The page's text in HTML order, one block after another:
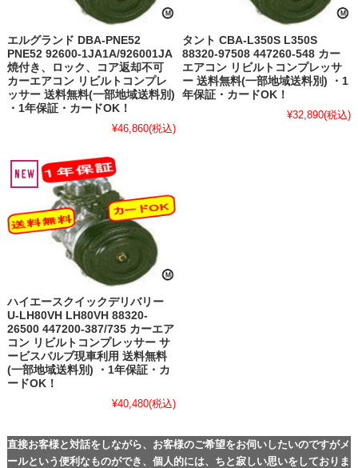
エルグランド DBA-PNE52
PNE52 92600-1JA1A/926001JA
焼付き、ロック、コア返却不可
カーエアコン リビルトコンプレ
ッサー 送料無料(一部地域送料別)
・1年保証・カードOK！
¥46,860(税込)
タント CBA-L350S L350S
88320-97508 447260-548 カー
エアコン リビルトコンプレッサ
ー 送料無料(一部地域送料別) ・1
年保証・カードOK！
¥32,890(税込)
ハイエースクイックデリバリー
U-LH80VH LH80VH 88320-
26500 447200-387/735 カーエア
コン リビルトコンプレッサー サ
ービスバルブ現車利用 送料無料
(一部地域送料別) ・1年保証・カ
ードOK！
¥40,480(税込)
直接お客様と対話をしながら、お客様のご希望をお伺いしたいのですがメ
ールという便利なものができ、個人的には、ちと寂しい思いをしておりま